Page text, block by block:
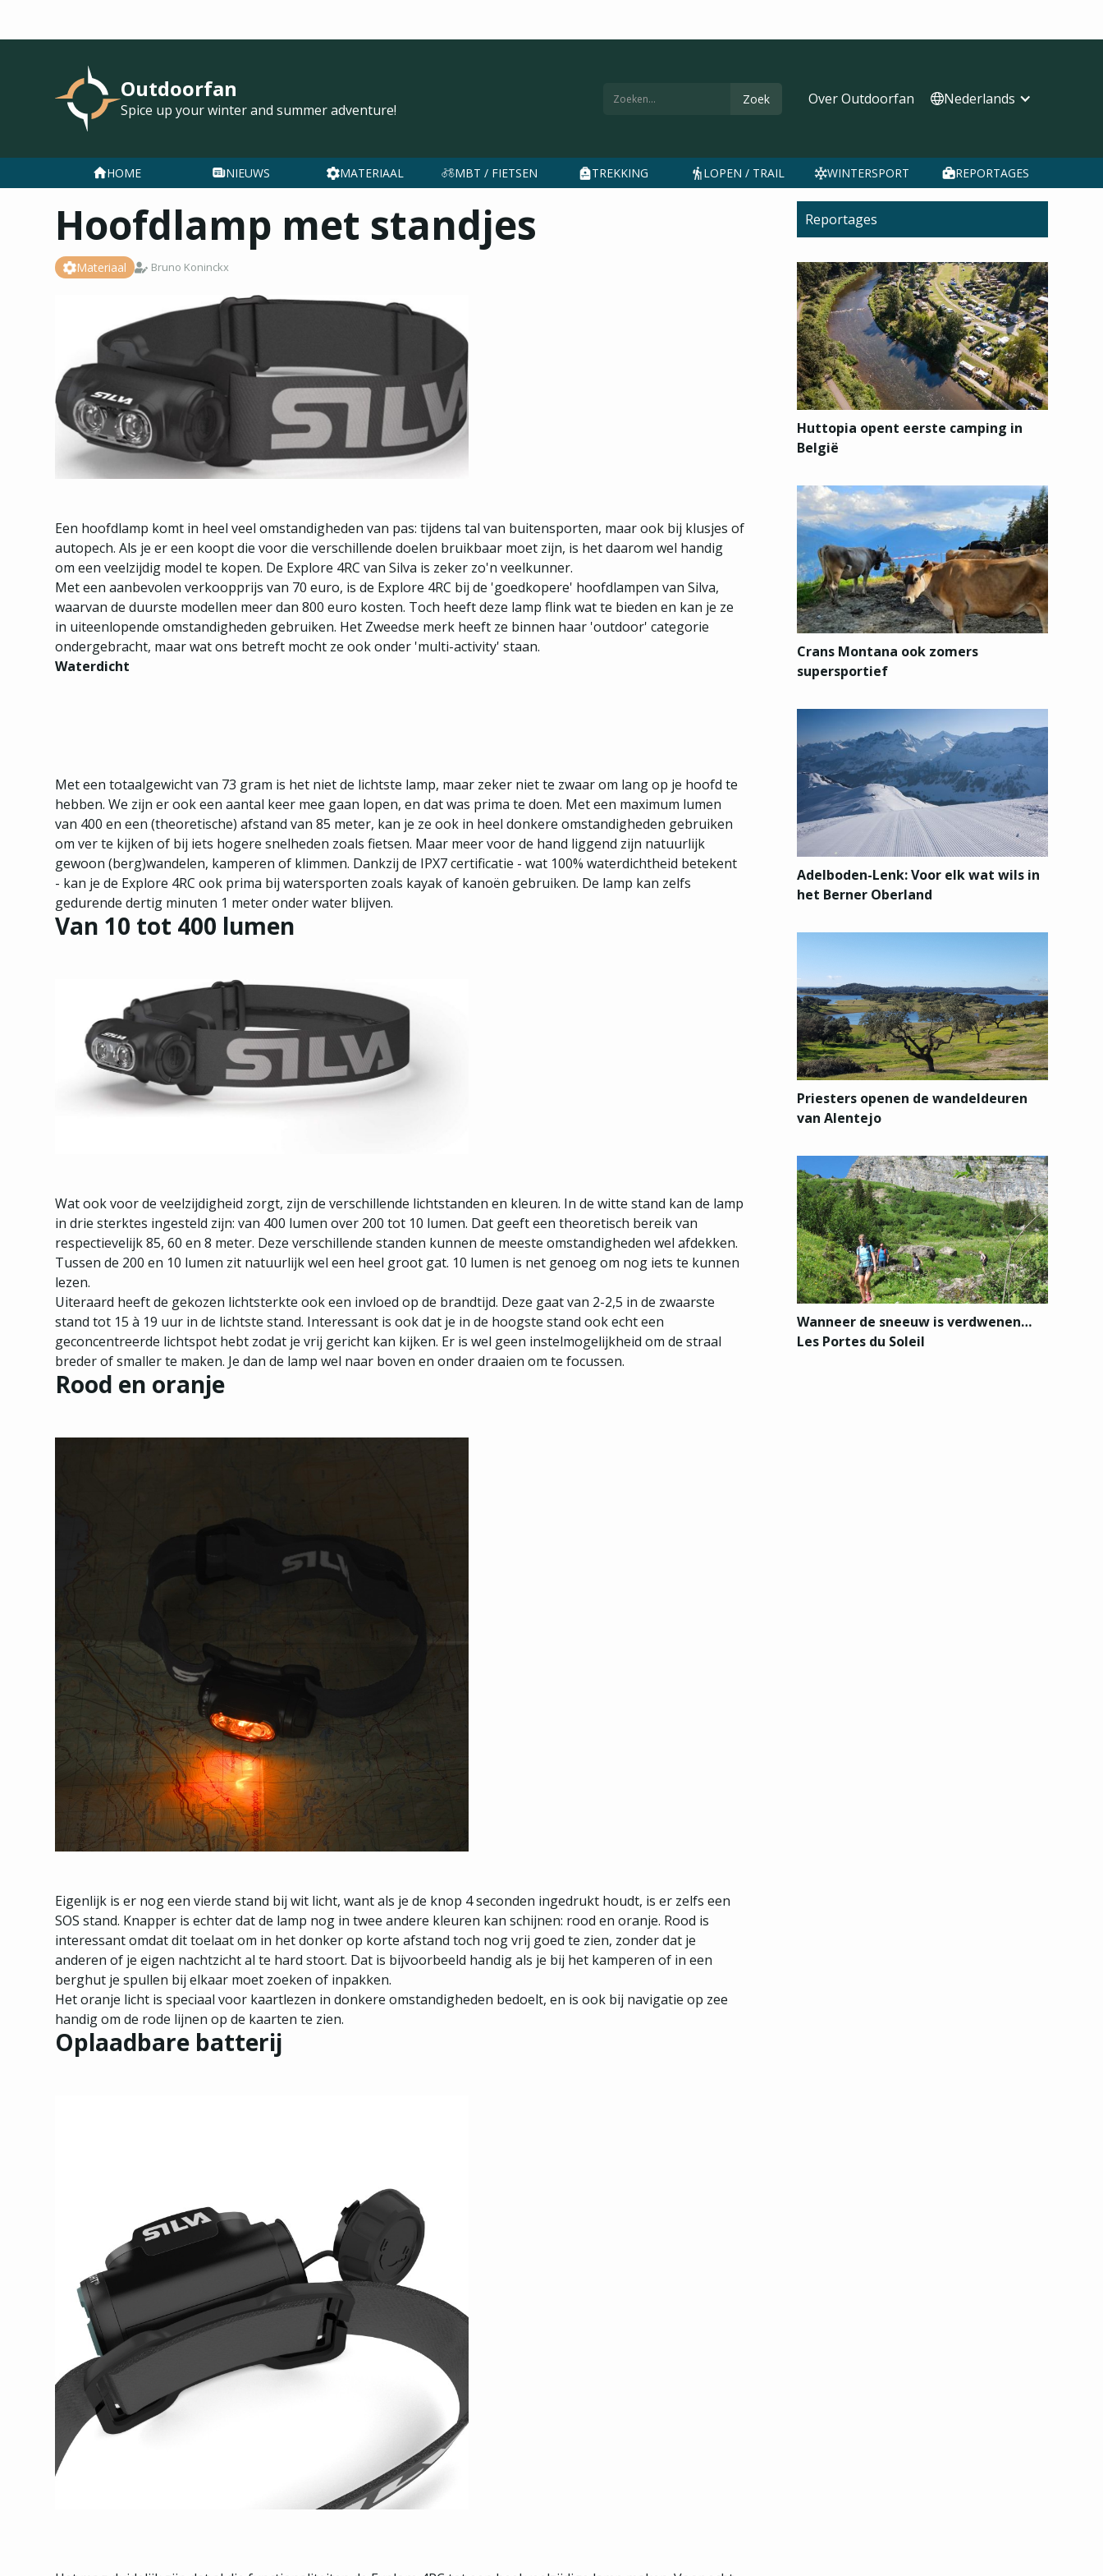
Outdoorfan
Spice up your winter and summer adventure!
Over Outdoorfan Nederlands
HOME NIEUWS MATERIAAL MBT / FIETSEN TREKKING LOPEN / TRAIL WINTERSPORT REPORTAGES
Hoofdlamp met standjes
Materiaal Bruno Koninckx
Een hoofdlamp komt in heel veel omstandigheden van pas: tijdens tal van buitensporten, maar ook bij klusjes of
autopech. Als je er een koopt die voor die verschillende doelen bruikbaar moet zijn, is het daarom wel handig
om een veelzijdig model te kopen. De Explore 4RC van Silva is zeker zo'n veelkunner.
Met een aanbevolen verkoopprijs van 70 euro, is de Explore 4RC bij de 'goedkopere' hoofdlampen van Silva,
waarvan de duurste modellen meer dan 800 euro kosten. Toch heeft deze lamp flink wat te bieden en kan je ze
in uiteenlopende omstandigheden gebruiken. Het Zweedse merk heeft ze binnen haar 'outdoor' categorie
ondergebracht, maar wat ons betreft mocht ze ook onder 'multi-activity' staan.
Waterdicht
Met een totaalgewicht van 73 gram is het niet de lichtste lamp, maar zeker niet te zwaar om lang op je hoofd te
hebben. We zijn er ook een aantal keer mee gaan lopen, en dat was prima te doen. Met een maximum lumen
van 400 en een (theoretische) afstand van 85 meter, kan je ze ook in heel donkere omstandigheden gebruiken
om ver te kijken of bij iets hogere snelheden zoals fietsen. Maar meer voor de hand liggend zijn natuurlijk
gewoon (berg)wandelen, kamperen of klimmen. Dankzij de IPX7 certificatie - wat 100% waterdichtheid betekent
- kan je de Explore 4RC ook prima bij watersporten zoals kayak of kanoën gebruiken. De lamp kan zelfs
gedurende dertig minuten 1 meter onder water blijven.
Van 10 tot 400 lumen
Wat ook voor de veelzijdigheid zorgt, zijn de verschillende lichtstanden en kleuren. In de witte stand kan de lamp
in drie sterktes ingesteld zijn: van 400 lumen over 200 tot 10 lumen. Dat geeft een theoretisch bereik van
respectievelijk 85, 60 en 8 meter. Deze verschillende standen kunnen de meeste omstandigheden wel afdekken.
Tussen de 200 en 10 lumen zit natuurlijk wel een heel groot gat. 10 lumen is net genoeg om nog iets te kunnen
lezen.
Uiteraard heeft de gekozen lichtsterkte ook een invloed op de brandtijd. Deze gaat van 2-2,5 in de zwaarste
stand tot 15 à 19 uur in de lichtste stand. Interessant is ook dat je in de hoogste stand ook echt een
geconcentreerde lichtspot hebt zodat je vrij gericht kan kijken. Er is wel geen instelmogelijkheid om de straal
breder of smaller te maken. Je dan de lamp wel naar boven en onder draaien om te focussen.
Rood en oranje
Eigenlijk is er nog een vierde stand bij wit licht, want als je de knop 4 seconden ingedrukt houdt, is er zelfs een
SOS stand. Knapper is echter dat de lamp nog in twee andere kleuren kan schijnen: rood en oranje. Rood is
interessant omdat dit toelaat om in het donker op korte afstand toch nog vrij goed te zien, zonder dat je
anderen of je eigen nachtzicht al te hard stoort. Dat is bijvoorbeeld handig als je bij het kamperen of in een
berghut je spullen bij elkaar moet zoeken of inpakken.
Het oranje licht is speciaal voor kaartlezen in donkere omstandigheden bedoelt, en is ook bij navigatie op zee
handig om de rode lijnen op de kaarten te zien.
Oplaadbare batterij
Reportages
Huttopia opent eerste camping in
België
Crans Montana ook zomers
supersportief
Adelboden-Lenk: Voor elk wat wils in
het Berner Oberland
Priesters openen de wandeldeuren
van Alentejo
Wanneer de sneeuw is verdwenen…
Les Portes du Soleil